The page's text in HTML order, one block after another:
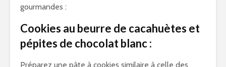
gourmandes :
Cookies au beurre de cacahuètes et
pépites de chocolat blanc :
Préparez une pâte à cookies similaire à celle des